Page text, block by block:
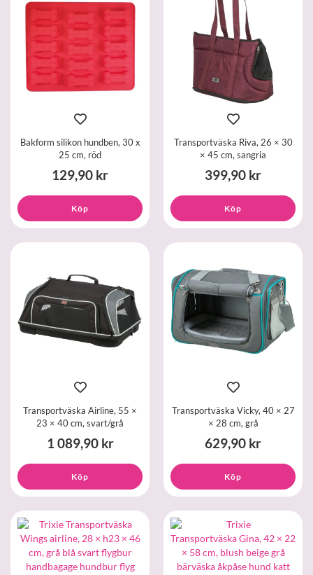
Bakform silikon hundben, 30 x
25 cm, röd
129,90 kr
Köp
Transportväska Riva, 26 × 30
× 45 cm, sangria
399,90 kr
Köp
Transportväska Airline, 55 ×
23 × 40 cm, svart/grå
1 089,90 kr
Köp
Transportväska Vicky, 40 × 27
× 28 cm, grå
629,90 kr
Köp